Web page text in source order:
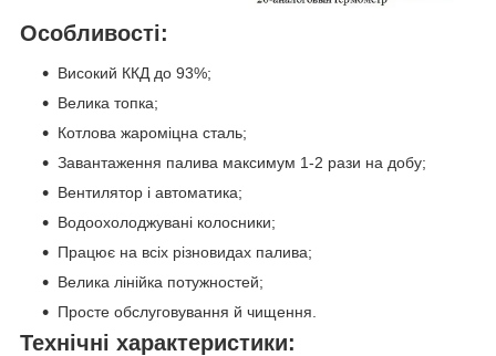
Особливості:
Високий ККД до 93%;
Велика топка;
Котлова жароміцна сталь;
Завантаження палива максимум 1-2 рази на добу;
Вентилятор і автоматика;
Водоохолоджувані колосники;
Працює на всіх різновидах палива;
Велика лінійка потужностей;
Просте обслуговування й чищення.
Технічні характеристики: